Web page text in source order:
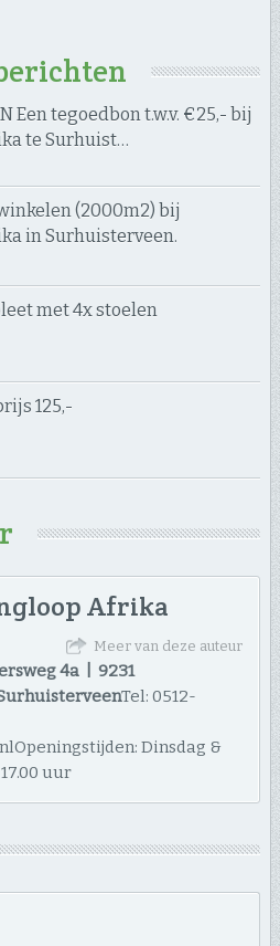
Een tegoedbon t.w.v. €25,- bij
te Surhuist…
(2000m2) bij
in Surhuisterveen.
met 4x stoelen
125,-
Afrika
Meer van deze auteur
4a | 9231
Tel: 0512-
Dinsdag &
uur